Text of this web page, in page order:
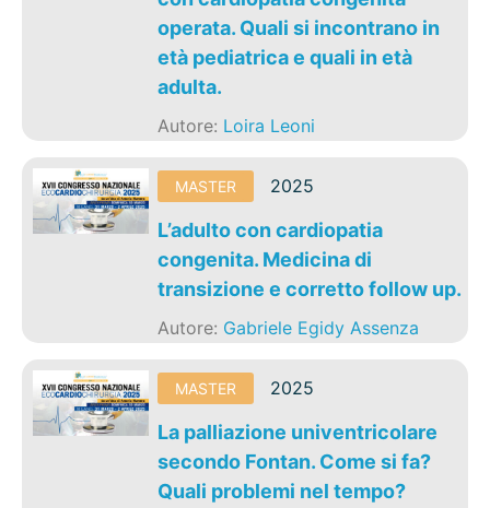
operata. Quali si incontrano in
età pediatrica e quali in età
adulta.
Autore: Loira Leoni
MASTER 2025
L’adulto con cardiopatia
congenita. Medicina di
transizione e corretto follow up.
Autore: Gabriele Egidy Assenza
MASTER 2025
La palliazione univentricolare
secondo Fontan. Come si fa?
Quali problemi nel tempo?